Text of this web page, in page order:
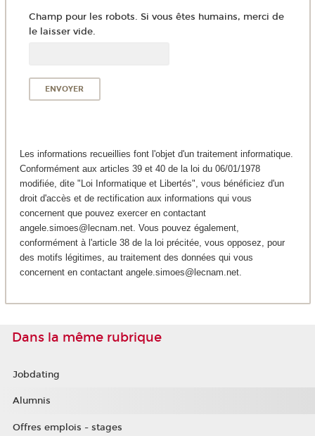
Champ pour les robots. Si vous êtes humains, merci de
le laisser vide.
Les informations recueillies font l'objet d'un traitement informatique.
Conformément aux articles 39 et 40 de la loi du 06/01/1978
modifiée, dite "Loi Informatique et Libertés", vous bénéficiez d'un
droit d'accès et de rectification aux informations qui vous
concernent que pouvez exercer en contactant
angele.simoes@lecnam.net. Vous pouvez également,
conformément à l'article 38 de la loi précitée, vous opposez, pour
des motifs légitimes, au traitement des données qui vous
concernent en contactant angele.simoes@lecnam.net.
Dans la même rubrique
Jobdating
Alumnis
Offres emplois - stages